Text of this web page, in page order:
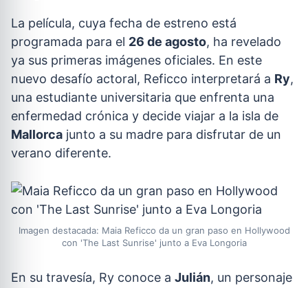
La película, cuya fecha de estreno está
programada para el 26 de agosto, ha revelado
ya sus primeras imágenes oficiales. En este
nuevo desafío actoral, Reficco interpretará a Ry,
una estudiante universitaria que enfrenta una
enfermedad crónica y decide viajar a la isla de
Mallorca junto a su madre para disfrutar de un
verano diferente.
Imagen destacada: Maia Reficco da un gran paso en Hollywood
con 'The Last Sunrise' junto a Eva Longoria
En su travesía, Ry conoce a Julián, un personaje